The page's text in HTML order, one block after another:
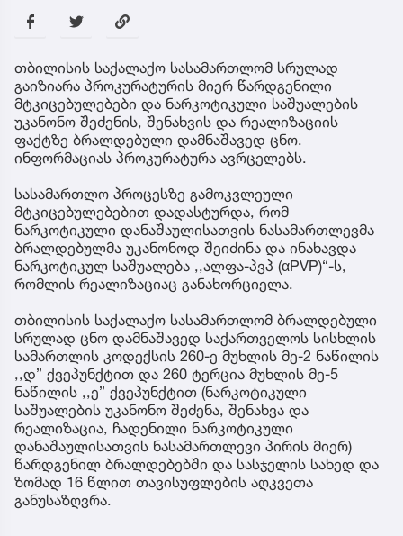
თბილისის საქალაქო სასამართლომ სრულად
გაიზიარა პროკურატურის მიერ წარდგენილი
მტკიცებულებები და ნარკოტიკული საშუალების
უკანონო შეძენის, შენახვის და რეალიზაციის
ფაქტზე ბრალდებული დამნაშავედ ცნო.
ინფორმაციას პროკურატურა ავრცელებს.
სასამართლო პროცესზე გამოკვლეული
მტკიცებულებებით დადასტურდა, რომ
ნარკოტიკული დანაშაულისათვის ნასამართლევმა
ბრალდებულმა უკანონოდ შეიძინა და ინახავდა
ნარკოტიკულ საშუალება ,,ალფა-პვპ (αPVP)“-ს,
რომლის რეალიზაციაც განახორციელა.
თბილისის საქალაქო სასამართლომ ბრალდებული
სრულად ცნო დამნაშავედ საქართველოს სისხლის
სამართლის კოდექსის 260-ე მუხლის მე-2 ნაწილის
,,დ” ქვეპუნქტით და 260 ტერცია მუხლის მე-5
ნაწილის ,,ე” ქვეპუნქტით (ნარკოტიკული
საშუალების უკანონო შეძენა, შენახვა და
რეალიზაცია, ჩადენილი ნარკოტიკული
დანაშაულისათვის ნასამართლევი პირის მიერ)
წარდგენილ ბრალდებებში და სასჯელის სახედ და
ზომად 16 წლით თავისუფლების აღკვეთა
განუსაზღვრა.